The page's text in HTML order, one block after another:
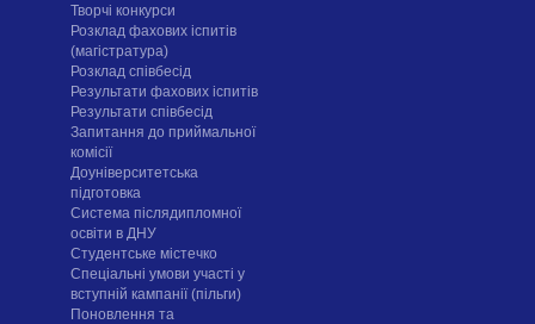
Творчі конкурси
Розклад фахових іспитів
(магістратура)
Розклад співбесід
Результати фахових іспитів
Результати співбесід
Запитання до приймальної
комісії
Доуніверситетська
підготовка
Система післядипломної
освіти в ДНУ
Cтудентське містечко
Спеціальні умови участі у
вступній кампанії (пільги)
Поновлення та